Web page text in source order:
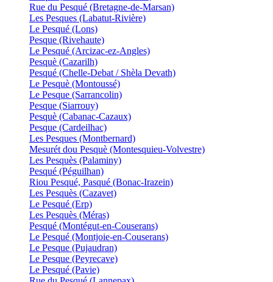
Rue du Pesqué (Bretagne-de-Marsan)
Les Pesques (Labatut-Rivière)
Le Pesqué (Lons)
Pesque (Rivehaute)
Le Pesqué (Arcizac-ez-Angles)
Pesquè (Cazarilh)
Pesqué (Chelle-Debat / Shèla Devath)
Le Pesquè (Montoussé)
Le Pesque (Sarrancolin)
Pesque (Siarrouy)
Pesquè (Cabanac-Cazaux)
Pesque (Cardeilhac)
Les Pesques (Montbernard)
Mesurét dou Pesquè (Montesquieu-Volvestre)
Les Pesquès (Palaminy)
Pesqué (Péguilhan)
Riou Pesqué, Pasqué (Bonac-Irazein)
Les Pesquès (Cazavet)
Le Pesqué (Erp)
Les Pesquès (Méras)
Pesqué (Montégut-en-Couserans)
Le Pesqué (Montjoie-en-Couserans)
Le Pesque (Pujaudran)
Le Pesque (Peyrecave)
Le Pesqué (Pavie)